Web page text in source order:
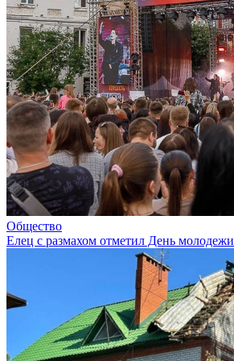
Общество
Елец с размахом отметил День молодежи